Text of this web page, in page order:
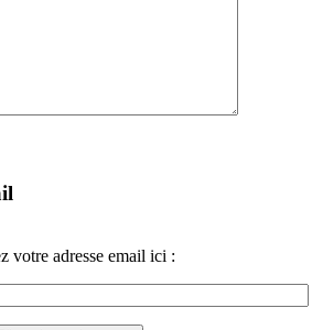
votre adresse email ici :